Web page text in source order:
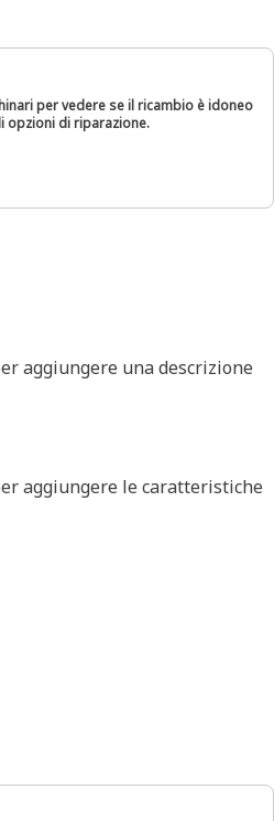
per vedere se il ricambio è idoneo
opzioni di riparazione.
aggiungere una descrizione
aggiungere le caratteristiche